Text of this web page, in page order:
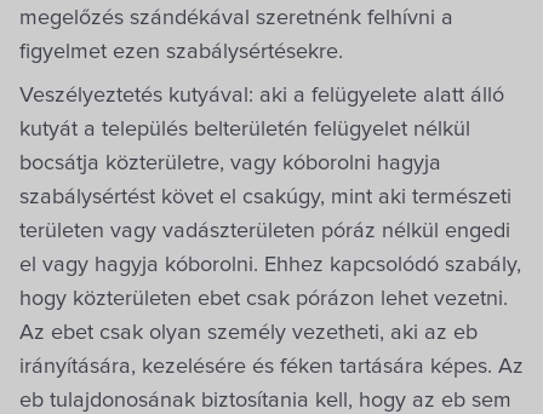
Képviselő-testület
Választási információk
Közoktatási Intézmények
Egyesületek, alapítványok
Villa Igku Kft.
Közérdekű adatok
megelőzés szándékával szeretnénk felhívni a
figyelmet ezen szabálysértésekre.
Veszélyeztetés kutyával: aki a felügyelete alatt álló
kutyát a település belterületén felügyelet nélkül
bocsátja közterületre, vagy kóborolni hagyja
szabálysértést követ el csakúgy, mint aki természeti
területen vagy vadászterületen póráz nélkül engedi
el vagy hagyja kóborolni. Ehhez kapcsolódó szabály,
hogy közterületen ebet csak pórázon lehet vezetni.
Az ebet csak olyan személy vezetheti, aki az eb
irányítására, kezelésére és féken tartására képes. Az
eb tulajdonosának biztosítania kell, hogy az eb sem